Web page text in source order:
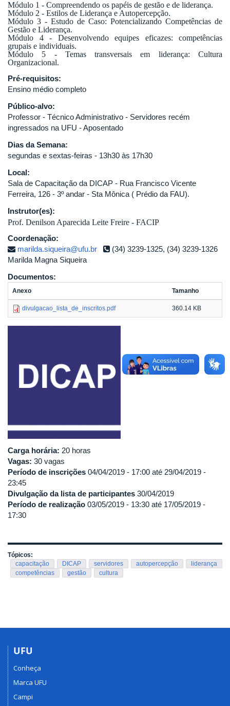
Módulo 1 - Compreendendo os papéis de gestão e de liderança.
Módulo 2 - Estilos de Liderança e Autopercepção.
Módulo 3 - Estudo de Caso: Potencializando Competências de
Gestão e Liderança.
Módulo 4 - Desenvolvendo equipes eficazes: competências
grupais e individuais.
Módulo 5 - Temas transversais em liderança: Cultura
Organizacional.
Pré-requisitos:
Ensino médio completo
Público-alvo:
Professor - Técnico Administrativo - Servidores recém
ingressados na UFU - Aposentado
Dias da Semana:
segundas e sextas-feiras - 13h30 às 17h30
Local:
Sala de Capacitação da DICAP - Rua Francisco Vicente
Ferreira, 126 - 3º andar - Sta Mônica ( Prédio da FAU).
Instrutor(es):
Prof. Denilson Aparecida Leite Freire - FACIP
Coordenação:
marilda.siqueira@ufu.br
(34) 3239-1325, (34) 3239-1326
Marilda Magna Siqueira
Documentos:
Anexo Tamanho
divulgacao_lista_de_inscritos.pdf 360.14 KB
Carga horária: 20 horas
Vagas: 30 vagas
Período de inscrições 04/04/2019 - 17:00 até 29/04/2019 -
23:45
Divulgação da lista de participantes 30/04/2019
Período de realização 03/05/2019 - 13:30 até 17/05/2019 -
17:30
Tópicos:
capacitação
DICAP servidores autopercepção
liderança
competências
gestão cultura
UFU
Conheça
Marca UFU
Campi